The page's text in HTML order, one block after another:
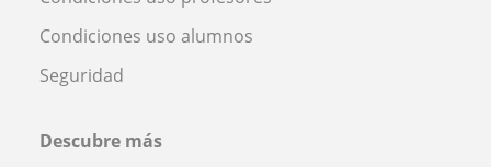
Condiciones uso alumnos
Seguridad
Descubre más